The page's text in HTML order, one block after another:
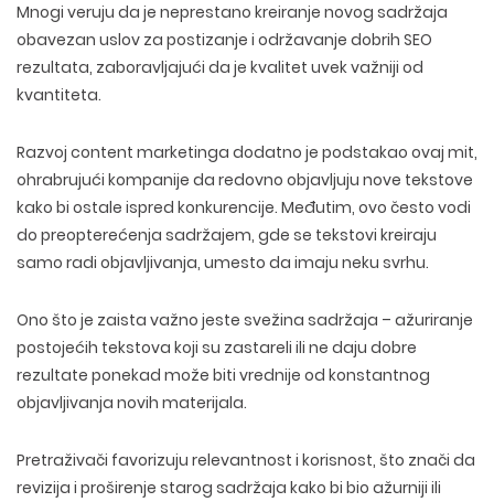
Mnogi veruju da je neprestano kreiranje novog sadržaja
obavezan uslov za postizanje i održavanje dobrih SEO
rezultata, zaboravljajući da je kvalitet uvek važniji od
kvantiteta.
Razvoj content marketinga dodatno je podstakao ovaj mit,
ohrabrujući kompanije da redovno objavljuju nove tekstove
kako bi ostale ispred konkurencije. Međutim, ovo često vodi
do preopterećenja sadržajem, gde se tekstovi kreiraju
samo radi objavljivanja, umesto da imaju neku svrhu.
Ono što je zaista važno jeste svežina sadržaja – ažuriranje
postojećih tekstova koji su zastareli ili ne daju dobre
rezultate ponekad može biti vrednije od konstantnog
objavljivanja novih materijala.
Pretraživači favorizuju relevantnost i korisnost, što znači da
revizija i proširenje starog sadržaja kako bi bio ažurniji ili